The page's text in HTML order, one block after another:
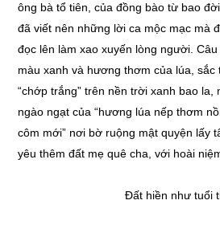
ông bà tổ tiên, của đồng bào từ bao
đã viết nên những lời ca mộc mạc mà
đọc lên làm xao xuyến lòng người.
màu xanh và hương thơm của lúa, sắc
“chớp trắng” trên nền trời xanh bao la,
ngào ngạt của “hương lúa nếp thơm
côm mới” nơi bờ ruộng mật quyện lấy
yêu thêm đất mẹ quê cha, với hoài
Đất hiền như tuổi